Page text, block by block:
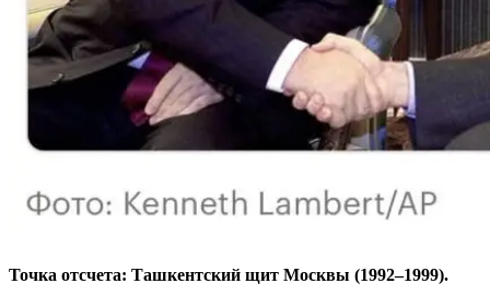
Точка отсчета: Ташкентский щит Москвы (1992–1999).